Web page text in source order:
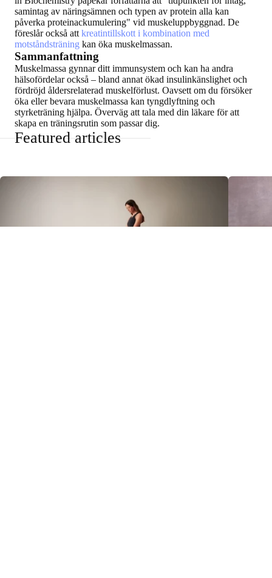
samintag av näringsämnen och typen av protein alla kan
påverka proteinackumulering" vid muskeluppbyggnad. De
föreslår också att kreatin­tillskott i kombination med
motståndsträning kan öka muskelmassan.
Sammanfattning
Muskelmassa gynnar ditt immunsystem och kan ha andra
hälsofördelar också – bland annat ökad insulinkänslighet och
fördröjd åldersrelaterad muskelförlust. Oavsett om du försöker
öka eller bevara muskelmassa kan tyngdlyftning och
styrketräning hjälpa. Överväg att tala med din läkare för att
skapa en träningsrutin som passar dig.
Featured articles